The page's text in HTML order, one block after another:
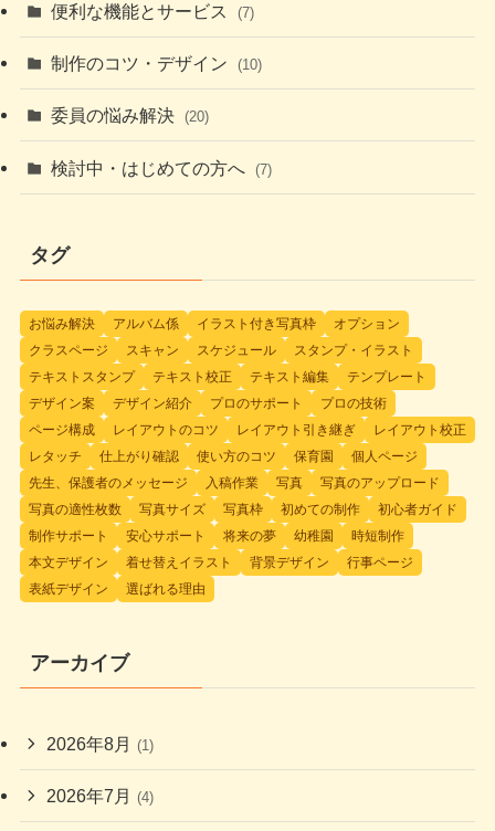
便利な機能とサービス (7)
制作のコツ・デザイン (10)
委員の悩み解決 (20)
検討中・はじめての方へ (7)
タグ
お悩み解決 アルバム係 イラスト付き写真枠
オプション
クラスページ
スキャン スケジュール
スタンプ・イラスト
テキストスタンプ
テキスト校正 テキスト編集
テンプレート
デザイン案
デザイン紹介 プロのサポート
プロの技術
ページ構成
レイアウトのコツ レイアウト引き継ぎ
レイアウト校正
レタッチ
仕上がり確認 使い方のコツ 保育園
個人ページ
先生、保護者のメッセージ
入稿作業 写真
写真のアップロード
写真の適性枚数
写真サイズ 写真枠 初めての制作
初心者ガイド
制作サポート
安心サポート 将来の夢 幼稚園
時短制作
本文デザイン
着せ替えイラスト 背景デザイン
行事ページ
表紙デザイン
選ばれる理由
アーカイブ
2026年8月 (1)
2026年7月 (4)